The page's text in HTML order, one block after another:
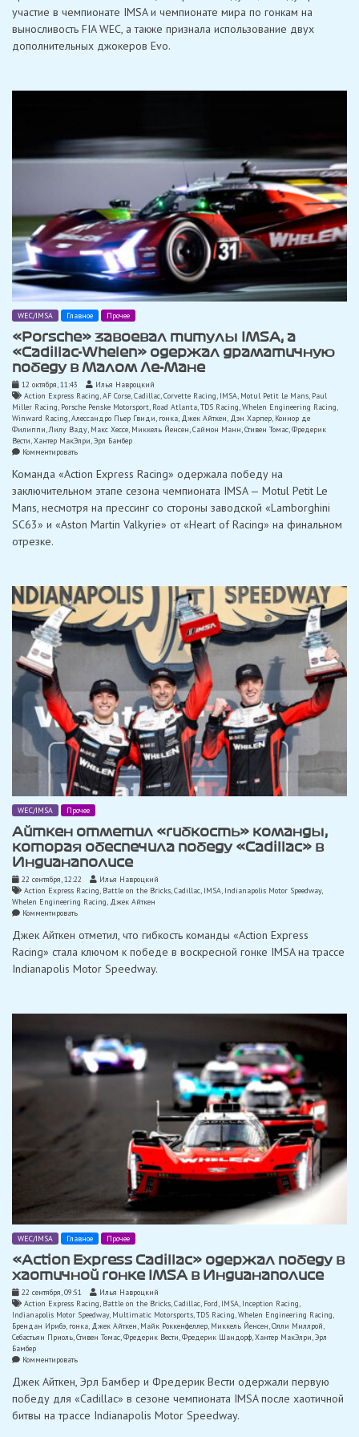
джокера
для
обновлённого
прототипа
участие в чемпионате IMSA и чемпионате мира по гонкам на
выносливость FIA WEC, а также признала использование двух
дополнительных джокеров Evo.
WEC/IMSA Главное Прочее
«Porsche» завоевал титулы IMSA, а
«Cadillac-Whelen» одержал драматичную
победу в Малом Ле-Мане
12 октября, 11:43
Илья Навроцкий
Action Express Racing AF Corse Cadillac Corvette Racing IMSA Motul Petit Le Mans Paul
Miller Racing Porsche Penske Motorsport Road Atlanta TDS Racing Whelen Engineering Racing
Winward Racing Алессандро Пьер Гвиди гонка Джек Айткен Дэн Харпер Коннор де
Филиппи Лилу Ваду Макс Хессе Миккель Йенсен Саймон Манн Стивен Томас Фредерик
Вести Хантер МакЭлри Эрл Бамбер
Комментироватьon
завоевал
IMSA,
а
Whelen»
Малом
Ле-
Мане
Команда «Action Express Racing» одержала победу на
заключительном этапе сезона чемпионата IMSA — Motul Petit Le
Mans, несмотря на прессинг со стороны заводской «Lamborghini
SC63» и «Aston Martin Valkyrie» от «Heart of Racing» на финальном
отрезке.
WEC/IMSA Прочее
Айткен отметил «гибкость» команды,
которая обеспечила победу «Cadillac» в
Индианаполисе
22 сентября, 12:22
Илья Навроцкий
Action Express Racing, Battle on the Bricks,Cadillac, IMSA, Indianapolis Motor Speedway,
Whelen Engineering Racing, Джек Айткен
Комментироватьon
отметил
команды,
которая
в
Джек Айткен отметил, что гибкость команды «Action Express
Racing» стала ключом к победе в воскресной гонке IMSA на трассе
Indianapolis Motor Speedway.
WEC/IMSA Главное Прочее
«Action Express Cadillac» одержал победу в
хаотичной гонке IMSA в Индианаполисе
22 сентября, 09:51
Илья Навроцкий
Action Express Racing, Battle on the Bricks,Cadillac, Ford, IMSA, Inception Racing
Indianapolis Motor Speedway, Multimatic Motorsports,TDS Racing,Whelen Engineering Racing
Брендан Ирибэ, гонка, Джек Айткен, Майк Роккенфеллер, Миккель Йенсен,Олли Миллрой
Себастьян Приоль,Стивен Томас,Фредерик Вести,Фредерик Шандорф,Хантер МакЭлри,Эрл
Бамбер
Комментироватьon
Express
Cadillac»
одержал
победу
Джек Айткен, Эрл Бамбер и Фредерик Вести одержали первую
победу для «Cadillac» в сезоне чемпионата IMSA после хаотичной
битвы на трассе Indianapolis Motor Speedway.